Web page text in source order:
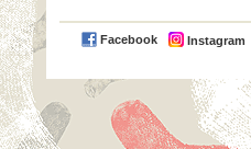
Facebook Instagram